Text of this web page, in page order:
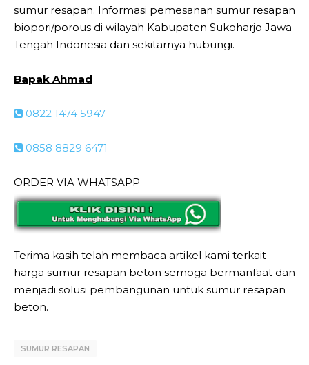
sumur resapan. Informasi pemesanan sumur resapan
biopori/porous di wilayah Kabupaten Sukoharjo Jawa
Tengah Indonesia dan sekitarnya hubungi.
Bapak Ahmad
0822 1474 5947
0858 8829 6471
ORDER VIA WHATSAPP
Terima kasih telah membaca artikel kami terkait
harga sumur resapan beton semoga bermanfaat dan
menjadi solusi pembangunan untuk sumur resapan
beton.
SUMUR RESAPAN